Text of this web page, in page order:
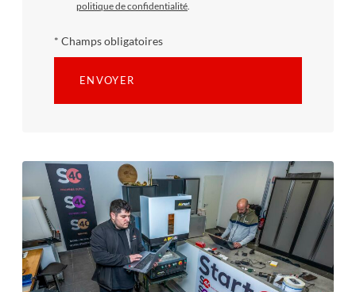
politique de confidentialité.
* Champs obligatoires